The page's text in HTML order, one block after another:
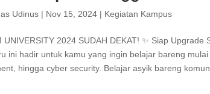
Udinus | Nov 15, 2024 | Kegiatan Kampus
UNIVERSITY 2024 SUDAH DEKAT! ✨ Siap
ini hadir untuk kamu yang ingin belajar bareng
hingga cyber security. Belajar asyik bareng